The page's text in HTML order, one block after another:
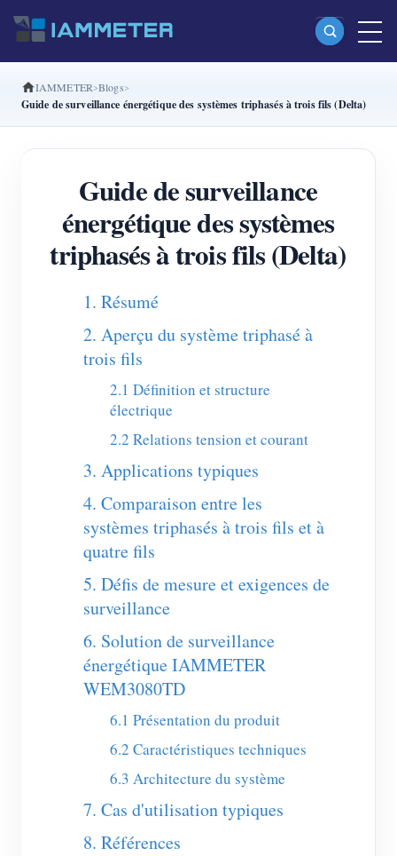
Produits
Compteur d’énergie Wi-Fi triphasé (WEM3080T)
Compteur d’énergie Wi-Fi triphasé (WEM3046T)
Compteur d’énergie Wi-Fi triphasé (WEM3050T)
Contrôleur de puissance WiFi
IAMMETER Cloud Pro
Service d’auto-hébergement
Chargeur EV
Simulateur IAMMETER
Compteur virtuel
Système de prévision et de simulation énergétique
Applications
Moniteur d’énergie pour système solaire PV
Moniteur de consommation électrique
Système de contrôle du chauffage PV
Domotique
Surveillance énergétique d’usine
Boutique
Ressources
Démarrage rapide du produit
Documentation
Vidéo tutorielle
FAQ
Actualités
Blogs
Communauté
Programme contributeur
Centre des contributeurs
Activités IAMMETER
Solutions
Contact
IAMMETER Blogs
Guide de surveillance énergétique des systèmes triphasés à trois fils (Delta)
Guide de surveillance
énergétique des systèmes
triphasés à trois fils (Delta)
1. Résumé
2. Aperçu du système triphasé à
trois fils
2.1 Définition et structure
électrique
2.2 Relations tension et courant
3. Applications typiques
4. Comparaison entre les
systèmes triphasés à trois fils et à
quatre fils
5. Défis de mesure et exigences de
surveillance
6. Solution de surveillance
énergétique IAMMETER
WEM3080TD
6.1 Présentation du produit
6.2 Caractéristiques techniques
6.3 Architecture du système
7. Cas d'utilisation typiques
8. Références